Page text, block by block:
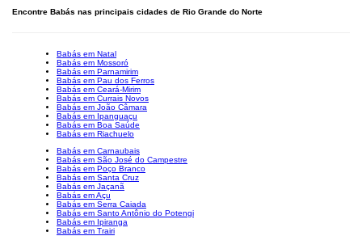
Encontre Babás nas principais cidades de Rio Grande do Norte
Babás em Natal
Babás em Mossoró
Babás em Parnamirim
Babás em Pau dos Ferros
Babás em Ceará-Mirim
Babás em Currais Novos
Babás em João Câmara
Babás em Ipanguaçu
Babás em Boa Saúde
Babás em Riachuelo
Babás em Carnaubais
Babás em São José do Campestre
Babás em Poço Branco
Babás em Santa Cruz
Babás em Jaçanã
Babás em Açu
Babás em Serra Caiada
Babás em Santo Antônio do Potengi
Babás em Ipiranga
Babás em Trairi